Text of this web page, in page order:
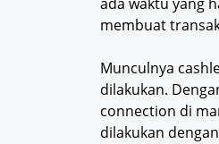
ada waktu yang
membuat
Munculnya
dilakukan.
connection di
dilakukan